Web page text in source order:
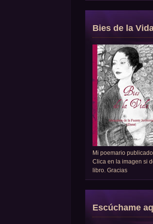
Bies de la
Mi poemario
Clica en la imagen si
libro. Gracias
Escúchame